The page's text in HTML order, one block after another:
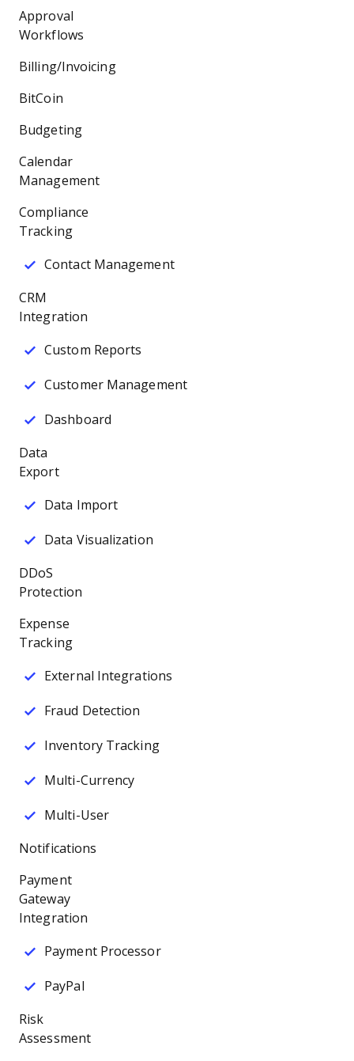
Approval
Workflows
Billing/Invoicing
BitCoin
Budgeting
Calendar
Management
Compliance
Tracking
Contact Management
CRM
Integration
Custom Reports
Customer Management
Dashboard
Data
Export
Data Import
Data Visualization
DDoS
Protection
Expense
Tracking
External Integrations
Fraud Detection
Inventory Tracking
Multi-Currency
Multi-User
Notifications
Payment
Gateway
Integration
Payment Processor
PayPal
Risk
Assessment